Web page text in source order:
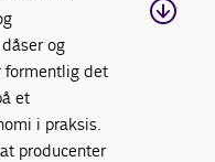
og
formentlig det
et
i praksis.
producenter